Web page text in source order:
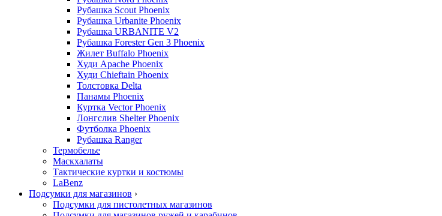
Рубашка Scout Phoenix
Рубашка Urbanite Phoenix
Рубашка URBANITE V2
Рубашка Forester Gen 3 Phoenix
Жилет Buffalo Phoenix
Худи Apache Phoenix
Худи Chieftain Phoenix
Толстовка Delta
Панамы Phoenix
Куртка Vector Phoenix
Лонгслив Shelter Phoenix
Футболка Phoenix
Рубашка Ranger
Термобелье
Маскхалаты
Тактические куртки и костюмы
LaBenz
Подсумки для магазинов ›
Подсумки для пистолетных магазинов